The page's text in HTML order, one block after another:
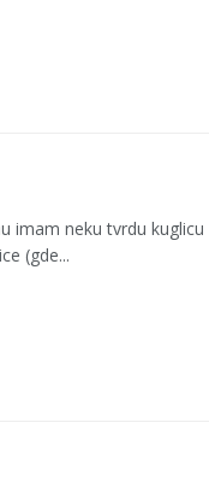
imam neku tvrdu kuglicu
(gde...